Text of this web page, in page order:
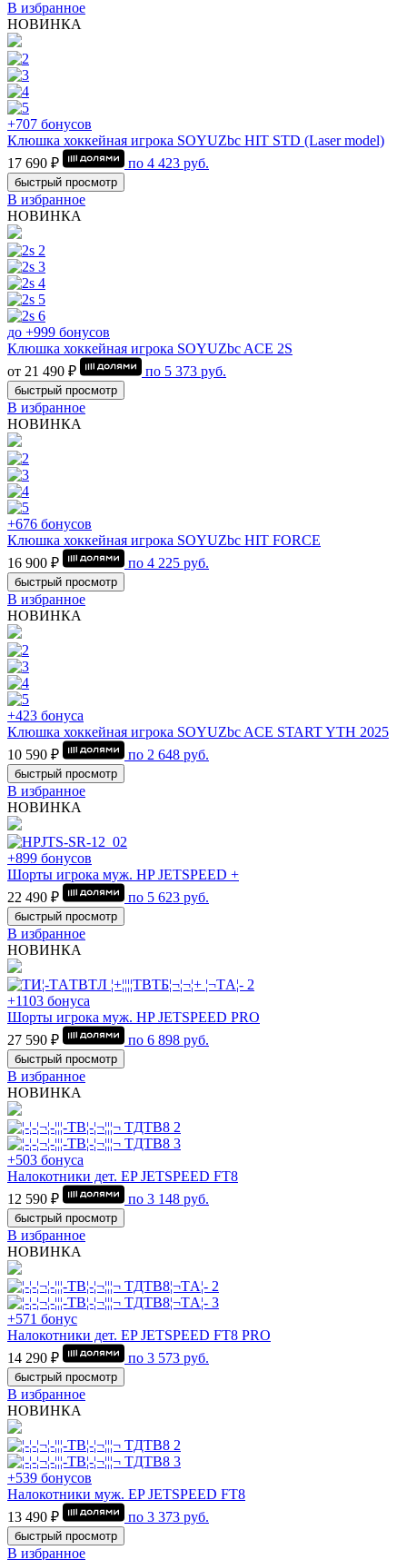
В избранное
НОВИНКА
+707 бонусов
Клюшка хоккейная игрока SOYUZbc HIT STD (Laser model)
17 690 ₽
по 4 423 руб.
быстрый просмотр
В избранное
НОВИНКА
до +999 бонусов
Клюшка хоккейная игрока SOYUZbc ACE 2S
от 21 490 ₽
по 5 373 руб.
быстрый просмотр
В избранное
НОВИНКА
+676 бонусов
Клюшка хоккейная игрока SOYUZbc HIT FORCE
16 900 ₽
по 4 225 руб.
быстрый просмотр
В избранное
НОВИНКА
+423 бонуса
Клюшка хоккейная игрока SOYUZbc ACE START YTH 2025
10 590 ₽
по 2 648 руб.
быстрый просмотр
В избранное
НОВИНКА
+899 бонусов
Шорты игрока муж. HP JETSPEED +
22 490 ₽
по 5 623 руб.
быстрый просмотр
В избранное
НОВИНКА
+1103 бонуса
Шорты игрока муж. HP JETSPEED PRO
27 590 ₽
по 6 898 руб.
быстрый просмотр
В избранное
НОВИНКА
+503 бонуса
Налокотники дет. EP JETSPEED FT8
12 590 ₽
по 3 148 руб.
быстрый просмотр
В избранное
НОВИНКА
+571 бонус
Налокотники дет. EP JETSPEED FT8 PRO
14 290 ₽
по 3 573 руб.
быстрый просмотр
В избранное
НОВИНКА
+539 бонусов
Налокотники муж. EP JETSPEED FT8
13 490 ₽
по 3 373 руб.
быстрый просмотр
В избранное